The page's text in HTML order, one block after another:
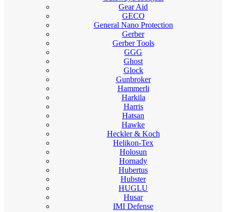
Gear Aid
GECO
General Nano Protection
Gerber
Gerber Tools
GGG
Ghost
Glock
Gunbroker
Hammerli
Harkila
Harris
Hatsan
Hawke
Heckler & Koch
Helikon-Tex
Holosun
Hornady
Hubertus
Hubster
HUGLU
Husar
IMI Defense